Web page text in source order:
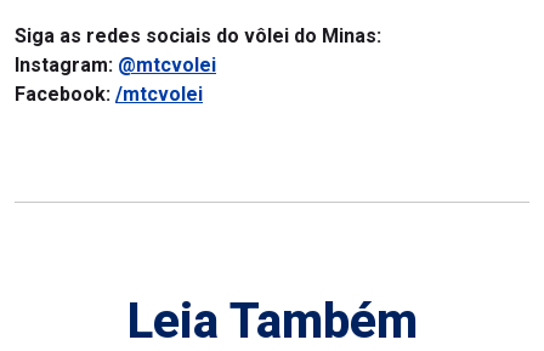
Siga as redes sociais do vôlei do Minas:
Instagram: @mtcvolei
Facebook: /mtcvolei
Leia Também